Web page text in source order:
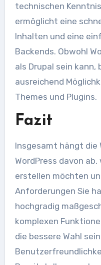
technischen
ermöglicht eine
Inhalten und eine
Backends. Obwohl
als Drupal sein
ausreichend
Themes und Plugins.
Fazit
Insgesamt hängt die
WordPress davon
erstellen möchten
Anforderungen Sie
hochgradig
komplexen
die bessere Wahl